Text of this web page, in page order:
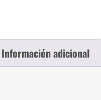
Información adicional